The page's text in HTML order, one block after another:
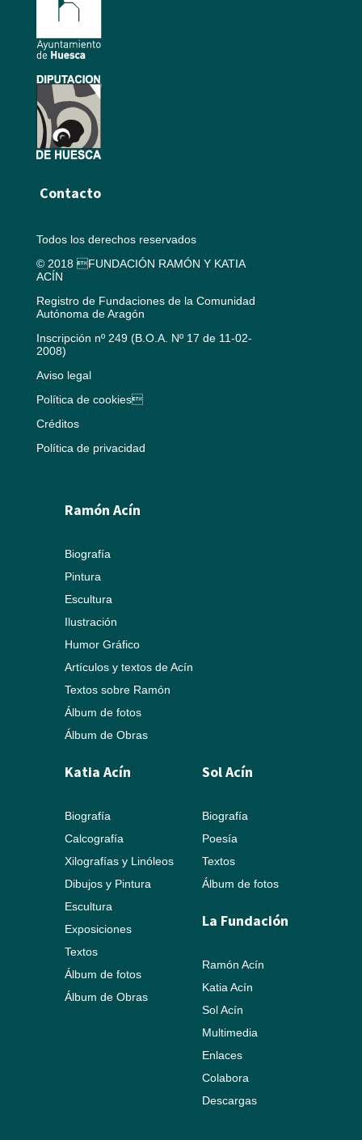
Contacto
Todos los derechos reservados
© 2018 FUNDACIÓN RAMÓN Y KATIA
ACÍN
Registro de Fundaciones de la Comunidad
Autónoma de Aragón
Inscripción nº 249 (B.O.A. Nº 17 de 11-02-
2008)
Aviso legal
Política de cookies
Créditos
Política de privacidad
Ramón Acín
Biografía
Pintura
Escultura
Ilustración
Humor Gráfico
Artículos y textos de Acín
Textos sobre Ramón
Álbum de fotos
Álbum de Obras
Katia Acín
Biografía
Calcografía
Xilografías y Linóleos
Dibujos y Pintura
Escultura
Exposiciones
Textos
Álbum de fotos
Álbum de Obras
Sol Acín
Biografía
Poesía
Textos
Álbum de fotos
La Fundación
Ramón Acín
Katia Acín
Sol Acín
Multimedia
Enlaces
Colabora
Descargas